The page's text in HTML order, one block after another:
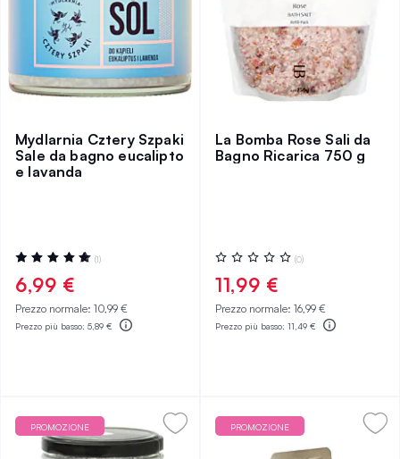
Mydlarnia Cztery Szpaki
Sale da bagno eucalipto
e lavanda
Valutazione:
100%
(1)
6,99 €
Prezzo normale: 10,99 €
Prezzo più basso: 5,89 €
La Bomba Rose Sali da
Bagno Ricarica 750 g
Valutazione:
0%
(0)
11,99 €
Prezzo normale: 16,99 €
Prezzo più basso: 11,49 €
PROMOZIONE PROMOZIONE